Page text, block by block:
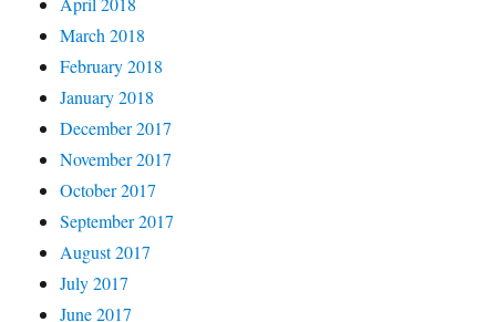
March 2018
February 2018
January 2018
December 2017
November 2017
October 2017
September 2017
August 2017
July 2017
June 2017